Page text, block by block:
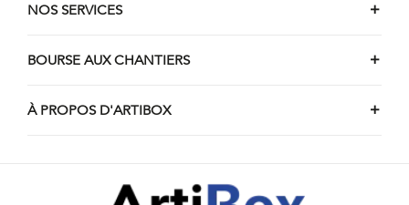
NOS SERVICES
BOURSE AUX CHANTIERS
À PROPOS D'ARTIBOX